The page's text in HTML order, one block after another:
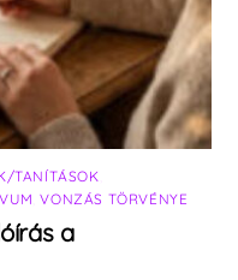
TANÍTÁSOK
,VONZÁS TÖRVÉNYE
a